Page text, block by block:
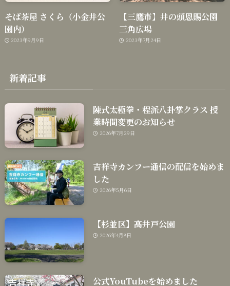
そば茶屋 さくら（小金井公
園内）
2023年9月9日
【三鷹市】井の頭恩賜公園
三角広場
2023年7月24日
新着記事
陳式太極拳・程派八卦掌クラス 授
業時間変更のお知らせ
2026年7月29日
吉祥寺カンフー通信の配信を始めま
した
2026年5月6日
【杉並区】高井戸公園
2026年4月8日
公式YouTubeを始めました